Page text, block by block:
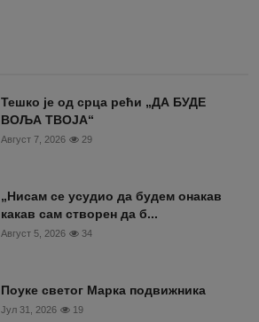
Тешко је од срца рећи „ДА БУДЕ
ВОЉА ТВОЈА“
Август 7, 2026 29
„Нисам се усудио да будем онакав
какав сам створен да б...
Август 5, 2026 34
Поуке светог Марка подвижника
Јул 31, 2026 19